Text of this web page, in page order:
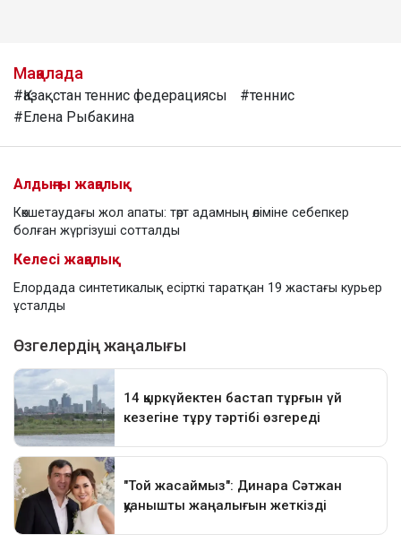
Мақалада
#Қазақстан теннис федерациясы
#теннис
#Елена Рыбакина
Алдыңғы жаңалық
Көкшетаудағы жол апаты: төрт адамның өліміне себепкер
болған жүргізуші сотталды
Келесі жаңалық
Елордада синтетикалық есірткі таратқан 19 жастағы курьер
ұсталды